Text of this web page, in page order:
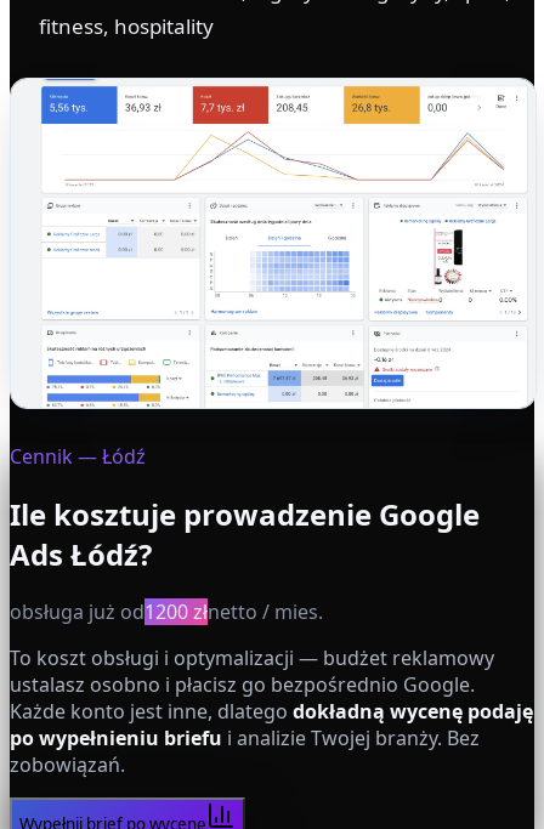
fitness, hospitality
Cennik— Łódź
Ile kosztuje prowadzenie Google
Ads Łódź?
obsługa już od1200 złnetto / mies.
To koszt obsługi i optymalizacji — budżet reklamowy
ustalasz osobno i płacisz go bezpośrednio Google.
Każde konto jest inne, dlatego dokładną wycenę podaję
po wypełnieniu briefu i analizie Twojej branży. Bez
zobowiązań.
Wypełnij brief po wycenę